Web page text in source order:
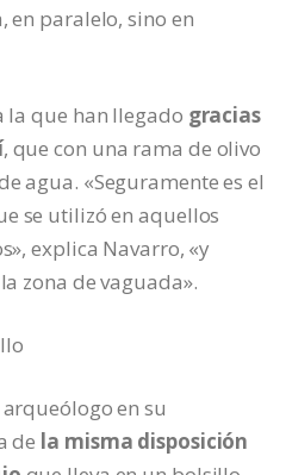
en paralelo, sino en
la que han llegado gracias
, que con una rama de olivo
agua. «Seguramente es el
se utilizó en aquellos
explica Navarro, «y
zona de vaguada».
en su
de la misma disposición